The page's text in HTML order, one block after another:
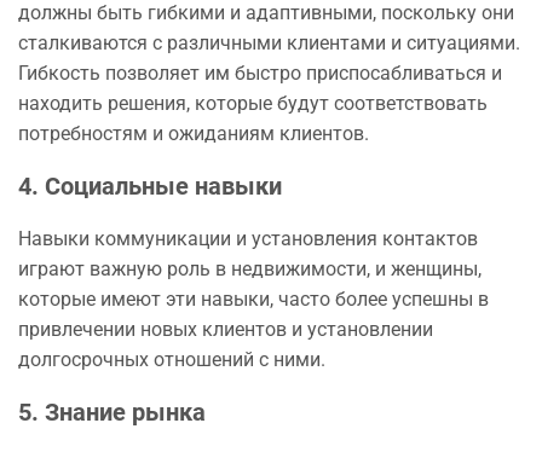
должны быть гибкими и адаптивными, поскольку они
сталкиваются с различными клиентами и ситуациями.
Гибкость позволяет им быстро приспосабливаться и
находить решения, которые будут соответствовать
потребностям и ожиданиям клиентов.
4. Социальные навыки
Навыки коммуникации и установления контактов
играют важную роль в недвижимости, и женщины,
которые имеют эти навыки, часто более успешны в
привлечении новых клиентов и установлении
долгосрочных отношений с ними.
5. Знание рынка